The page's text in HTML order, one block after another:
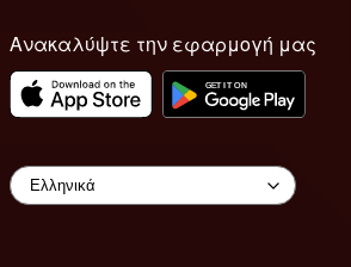
Ανακαλύψτε την εφαρμογή μας